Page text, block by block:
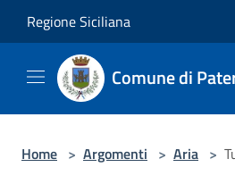
Regione Siciliana
Comune di
Home > Argomenti > Aria >